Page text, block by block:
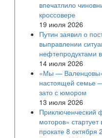
впечатлило
кроссовере
19 июля 2026
Путин заявил о
выправлении
нефтепродуктами
14 июля 2026
«Мы —
настоящей семье
зато с юмором
13 июля 2026
Приключенческий
моторов» стартует
прокате 8 октября